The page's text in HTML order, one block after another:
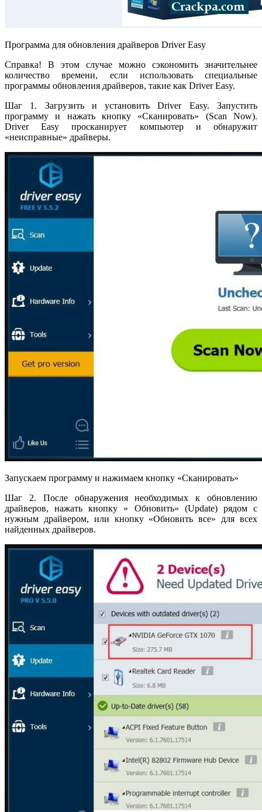
Программа для обновления драйверов Driver Easy
Справка! В этом случае можно сэкономить значительнее
количество времени, если использовать специальные
программы обновления драйверов, такие как Driver Easy.
Шаг 1. Загрузить и установить Driver Easy. Запустить
программу и нажать кнопку «Сканировать» (Scan Now).
Driver Easy просканирует компьютер и обнаружит
«неисправные» драйверы.
Запускаем программу и нажимаем кнопку «Сканировать»
Шаг 2. После обнаружения необходимых к обновлению
драйверов, нажать кнопку » Обновить» (Update) рядом с
нужным драйвером, или кнопку «Обновить все» для всех
найденных драйверов.